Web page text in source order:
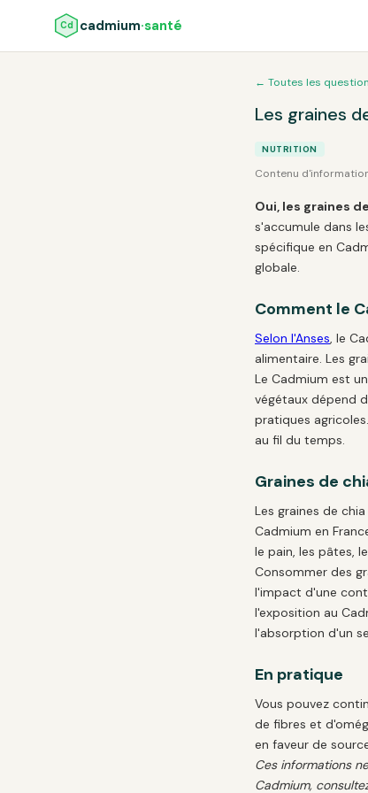
Cd cadmium·santé
← Toutes les
Les graines
NUTRITION
Contenu
Oui, les graines
s'accumule dans
spécifique en
globale.
Comment le
Selon l'Anses, le
alimentaire. Les
Le Cadmium est
végétaux dépend
pratiques
au fil du temps.
Graines de
Les graines de
Cadmium en
le pain, les pâtes,
Consommer des
l'impact d'une
l'exposition au
l'absorption d'un
En pratique
Vous pouvez
de fibres et
en faveur de
Ces informations
Cadmium,